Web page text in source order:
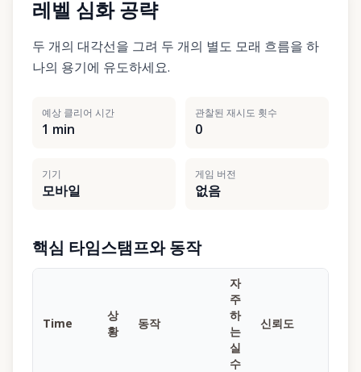
레벨 심화 공략
두 개의 대각선을 그려 두 개의 별도 모래 흐름을 하
나의 용기에 유도하세요.
예상 클리어 시간
1 min
관찰된 재시도 횟수
0
기기
모바일
게임 버전
없음
핵심 타임스탬프와 동작
Time
상
황
동작
자
주
하
는
실
수
신뢰도